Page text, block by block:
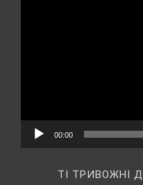
00:00
ТІ ТРИВОЖНІ